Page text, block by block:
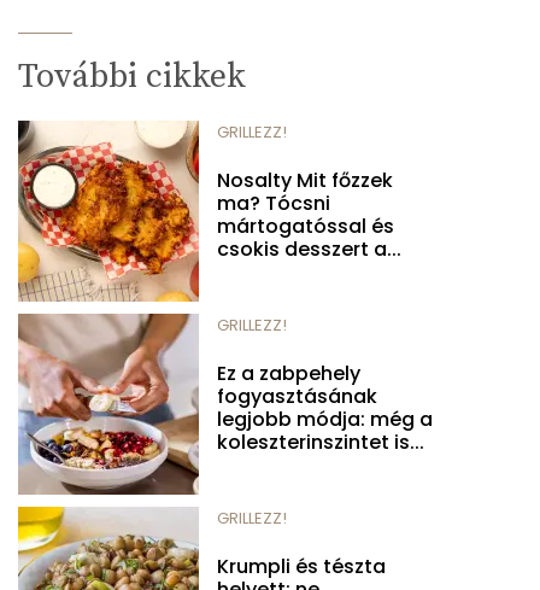
További cikkek
GRILLEZZ!
Nosalty Mit főzzek
ma? Tócsni
mártogatóssal és
csokis desszert a...
GRILLEZZ!
Ez a zabpehely
fogyasztásának
legjobb módja: még a
koleszterinszintet is...
GRILLEZZ!
Krumpli és tészta